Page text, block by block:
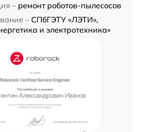
– ремонт роботов-пылесосов
– СПбГЭТУ «ЛЭТИ»,
и электротехника»